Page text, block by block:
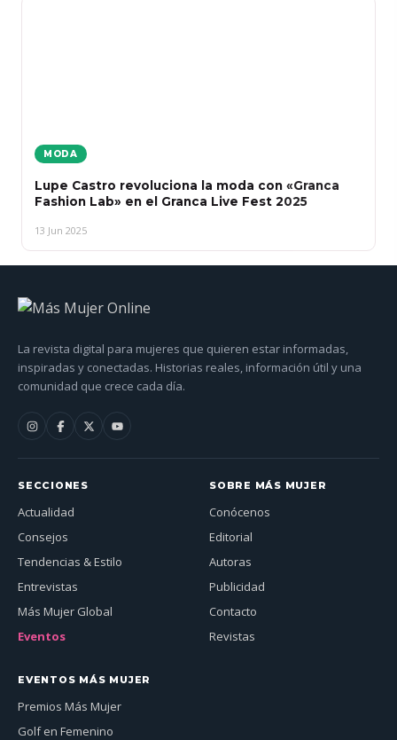
MODA
Lupe Castro revoluciona la moda con «Granca
Fashion Lab» en el Granca Live Fest 2025
13 Jun 2025
La revista digital para mujeres que quieren estar informadas,
inspiradas y conectadas. Historias reales, información útil y una
comunidad que crece cada día.
SECCIONES
Actualidad
Consejos
Tendencias & Estilo
Entrevistas
Más Mujer Global
Eventos
SOBRE MÁS MUJER
Conócenos
Editorial
Autoras
Publicidad
Contacto
Revistas
EVENTOS MÁS MUJER
Premios Más Mujer
Golf en Femenino